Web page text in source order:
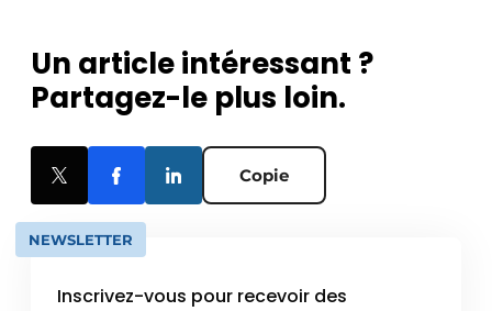
Un article intéressant ?
Partagez-le plus loin.
Copie
NEWSLETTER
Inscrivez-vous pour recevoir des